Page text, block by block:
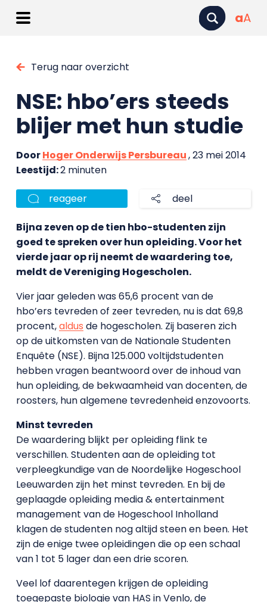
aA
Terug naar overzicht
NSE: hbo’ers steeds
blijer met hun studie
DoorHoger Onderwijs Persbureau, 23 mei 2014
Leestijd:2 minuten
reageer deel
Bijna zeven op de tien hbo-studenten zijn
goed te spreken over hun opleiding. Voor het
vierde jaar op rij neemt de waardering toe,
meldt de Vereniging Hogescholen.
Vier jaar geleden was 65,6 procent van de
hbo’ers tevreden of zeer tevreden, nu is dat 69,8
procent,aldus de hogescholen. Zij baseren zich
op de uitkomsten van de Nationale Studenten
Enquête (NSE). Bijna 125.000 voltijdstudenten
hebben vragen beantwoord over de inhoud van
hun opleiding, de bekwaamheid van docenten, de
roosters, hun algemene tevredenheid enzovoorts.
Minst tevreden
De waardering blijkt per opleiding flink te
verschillen. Studenten aan de opleiding tot
verpleegkundige van de Noordelijke Hogeschool
Leeuwarden zijn het minst tevreden. En bij de
geplaagde opleiding media & entertainment
management van de Hogeschool Inholland
klagen de studenten nog altijd steen en been. Het
zijn de enige twee opleidingen die op een schaal
van 1 tot 5 lager dan een drie scoren.
Veel lof daarentegen krijgen de opleiding
toegepaste biologie van HAS in Venlo, de